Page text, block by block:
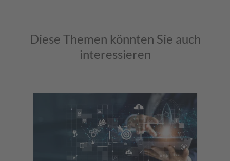
Diese Themen könnten Sie auch
interessieren